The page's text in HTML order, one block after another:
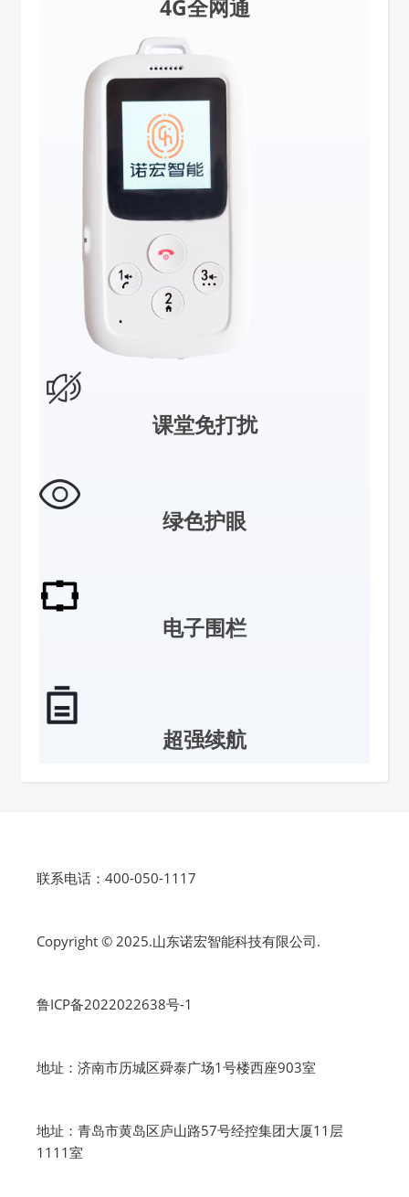
4G全网通
课堂免打扰
绿色护眼
电子围栏
超强续航
联系电话：400-050-1117
Copyright © 2025.山东诺宏智能科技有限公司.
鲁ICP备2022022638号-1
地址：济南市历城区舜泰广场1号楼西座903室
地址：青岛市黄岛区庐山路57号经控集团大厦11层
1111室